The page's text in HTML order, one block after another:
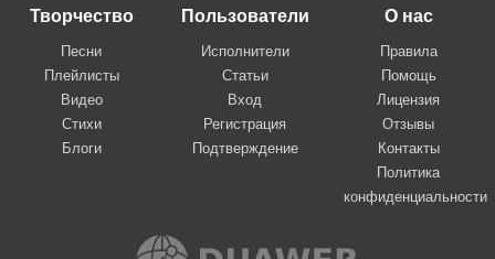
Творчество
Песни
Плейлисты
Видео
Стихи
Блоги
Пользователи
Исполнители
Статьи
Вход
Регистрация
Подтверждение
О нас
Правила
Помощь
Лицензия
Отзывы
Контакты
Политика
конфиденциальности